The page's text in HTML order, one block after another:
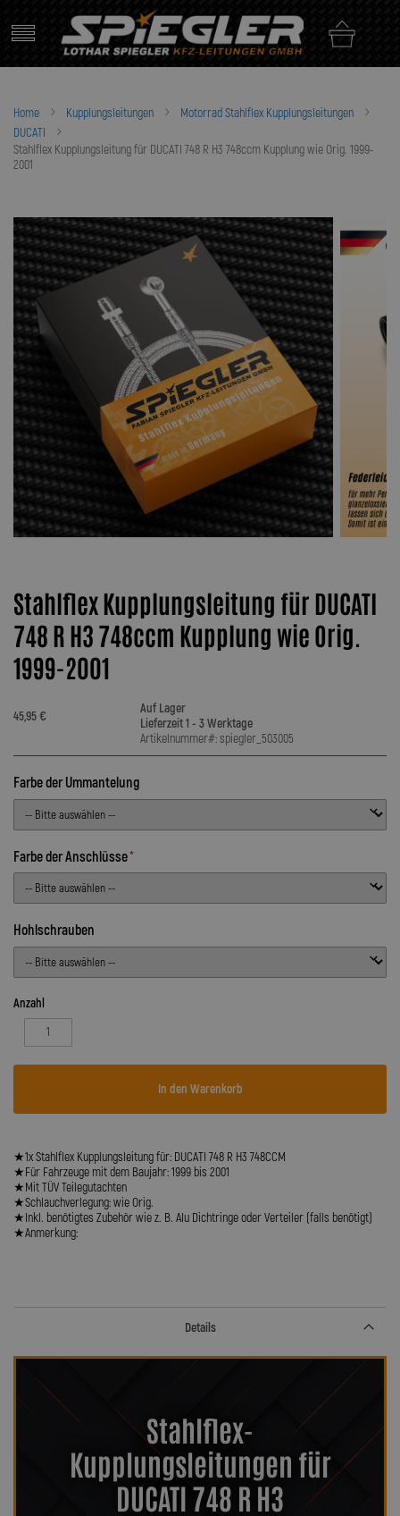
content
Home Kupplungsleitungen
Motorrad Stahlflex Kupplungsleitungen
DUCATI
Stahlflex Kupplungsleitung für DUCATI 748 R H3 748ccm Kupplung wie Orig. 1999-
2001
Stahlflex Kupplungsleitung für DUCATI
748 R H3 748ccm Kupplung wie Orig.
1999-2001
45,95 €
Auf Lager
Lieferzeit 1 - 3 Werktage
Artikelnummer#: spiegler_503005
Farbe der Ummantelung
Farbe der Anschlüsse
Hohlschrauben
Anzahl
In den Warenkorb
★1x Stahlflex Kupplungsleitung für: DUCATI 748 R H3 748CCM
★Für Fahrzeuge mit dem Baujahr: 1999 bis 2001
★Mit TÜV Teilegutachten
★Schlauchverlegung: wie Orig.
★Inkl. benötigtes Zubehör wie z. B. Alu Dichtringe oder Verteiler (falls benötigt)
★Anmerkung:
Details
Stahlflex-
Kupplungsleitungen für
DUCATI 748 R H3